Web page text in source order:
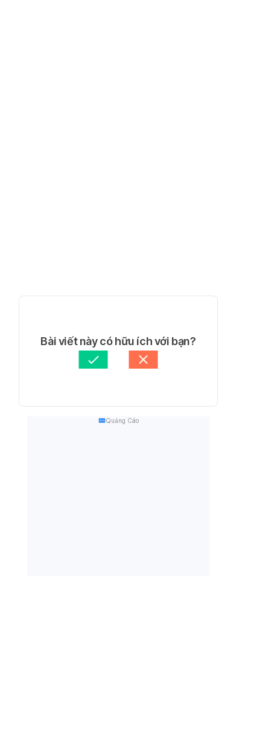
Bài viết này có hữu ích với bạn?
Quảng Cáo